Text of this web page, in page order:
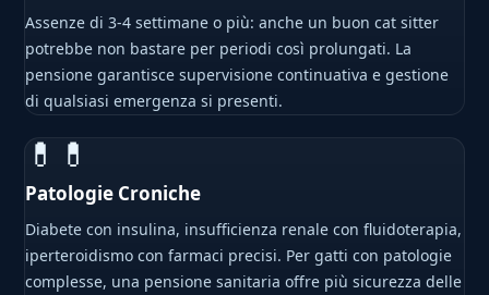
Assenze di 3-4 settimane o più: anche un buon cat sitter
potrebbe non bastare per periodi così prolungati. La
pensione garantisce supervisione continuativa e gestione
di qualsiasi emergenza si presenti.
💊💊
Patologie Croniche
Diabete con insulina, insufficienza renale con fluidoterapia,
iperteroidismo con farmaci precisi. Per gatti con patologie
complesse, una pensione sanitaria offre più sicurezza delle